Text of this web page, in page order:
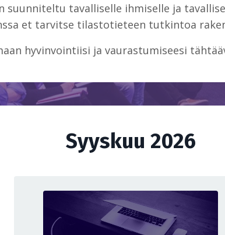
suunniteltu tavalliselle ihmiselle ja
et tarvitse tilastotieteen tutkintoa
hyvinvointiisi ja vaurastumiseesi
Syyskuu 2026